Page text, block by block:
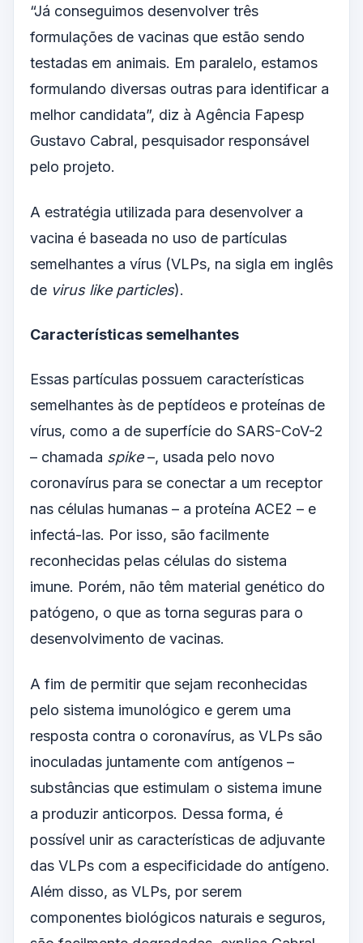
“Já conseguimos desenvolver três
formulações de vacinas que estão sendo
testadas em animais. Em paralelo, estamos
formulando diversas outras para identificar a
melhor candidata”, diz à Agência Fapesp
Gustavo Cabral, pesquisador responsável
pelo projeto.
A estratégia utilizada para desenvolver a
vacina é baseada no uso de partículas
semelhantes a vírus (VLPs, na sigla em inglês
de virus like particles).
Características semelhantes
Essas partículas possuem características
semelhantes às de peptídeos e proteínas de
vírus, como a de superfície do SARS-CoV-2
– chamada spike–, usada pelo novo
coronavírus para se conectar a um receptor
nas células humanas – a proteína ACE2 – e
infectá-las. Por isso, são facilmente
reconhecidas pelas células do sistema
imune. Porém, não têm material genético do
patógeno, o que as torna seguras para o
desenvolvimento de vacinas.
A fim de permitir que sejam reconhecidas
pelo sistema imunológico e gerem uma
resposta contra o coronavírus, as VLPs são
inoculadas juntamente com antígenos –
substâncias que estimulam o sistema imune
a produzir anticorpos. Dessa forma, é
possível unir as características de adjuvante
das VLPs com a especificidade do antígeno.
Além disso, as VLPs, por serem
componentes biológicos naturais e seguros,